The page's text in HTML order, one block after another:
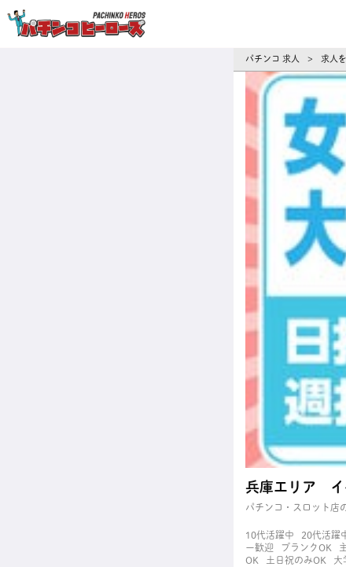
パチンコ 求人 > 求人
兵庫エリア イ
パチンコ・スロット店
10代活躍中 20代活躍
ー歓迎
ブランクOK
OK
土日祝のみOK 大